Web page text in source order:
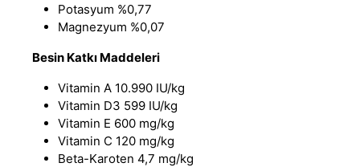
Potasyum %0,77
Magnezyum %0,07
Besin Katkı Maddeleri
Vitamin A 10.990 IU/kg
Vitamin D3 599 IU/kg
Vitamin E 600 mg/kg
Vitamin C 120 mg/kg
Beta-Karoten 4,7 mg/kg